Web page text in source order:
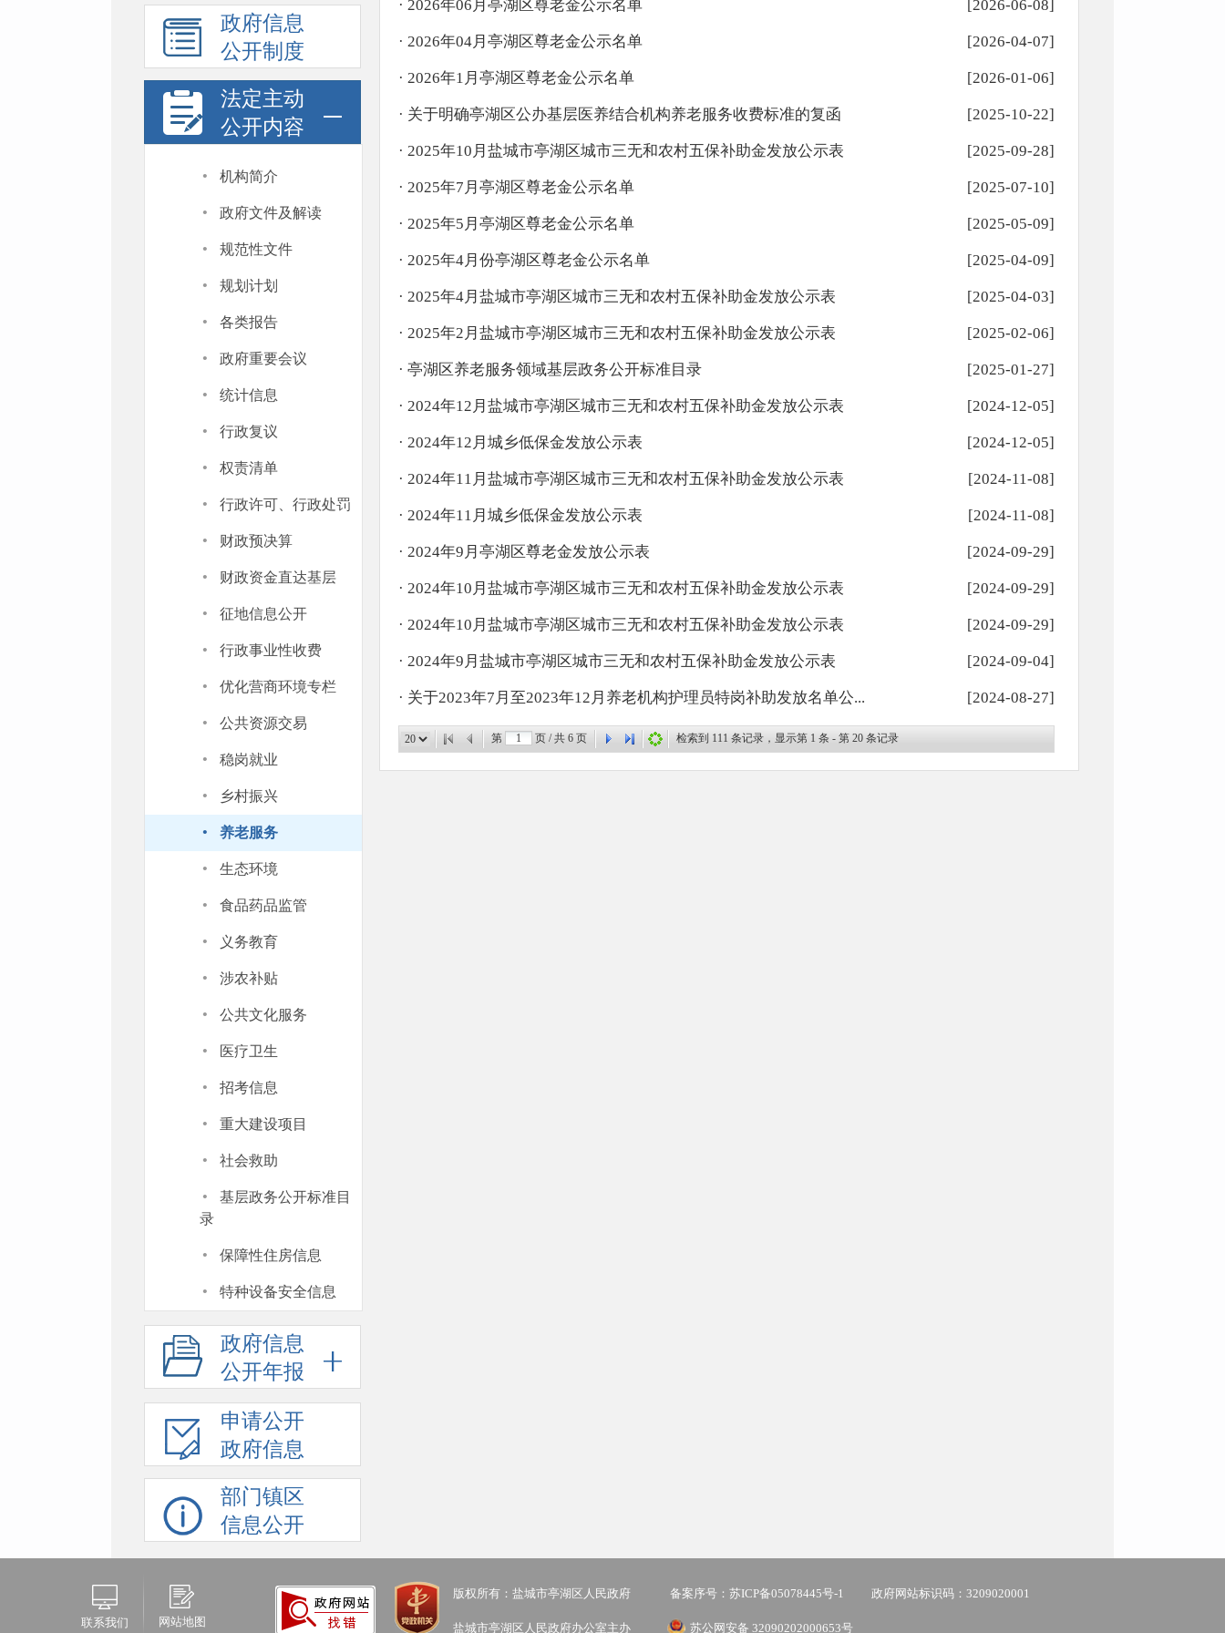
政府信息
公开制度
法定主动
公开内容
· 机构简介
· 政府文件及解读
· 规范性文件
· 规划计划
· 各类报告
· 政府重要会议
· 统计信息
· 行政复议
· 权责清单
· 行政许可、行政处罚
· 财政预决算
· 财政资金直达基层
· 征地信息公开
· 行政事业性收费
· 优化营商环境专栏
· 公共资源交易
· 稳岗就业
· 乡村振兴
· 养老服务
· 生态环境
· 食品药品监管
· 义务教育
· 涉农补贴
· 公共文化服务
· 医疗卫生
· 招考信息
· 重大建设项目
· 社会救助
·
基层政务公开标准目
录
· 保障性住房信息
· 特种设备安全信息
政府信息
公开年报
申请公开
政府信息
部门镇区
信息公开
· 2026年06月亭湖区尊老金公示名单 [2026-06-08]
· 2026年04月亭湖区尊老金公示名单 [2026-04-07]
· 2026年1月亭湖区尊老金公示名单 [2026-01-06]
· 关于明确亭湖区公办基层医养结合机构养老服务收费标准的复函 [2025-10-22]
· 2025年10月盐城市亭湖区城市三无和农村五保补助金发放公示表 [2025-09-28]
· 2025年7月亭湖区尊老金公示名单 [2025-07-10]
· 2025年5月亭湖区尊老金公示名单 [2025-05-09]
· 2025年4月份亭湖区尊老金公示名单 [2025-04-09]
· 2025年4月盐城市亭湖区城市三无和农村五保补助金发放公示表 [2025-04-03]
· 2025年2月盐城市亭湖区城市三无和农村五保补助金发放公示表 [2025-02-06]
· 亭湖区养老服务领域基层政务公开标准目录 [2025-01-27]
· 2024年12月盐城市亭湖区城市三无和农村五保补助金发放公示表 [2024-12-05]
· 2024年12月城乡低保金发放公示表 [2024-12-05]
· 2024年11月盐城市亭湖区城市三无和农村五保补助金发放公示表 [2024-11-08]
· 2024年11月城乡低保金发放公示表 [2024-11-08]
· 2024年9月亭湖区尊老金发放公示表 [2024-09-29]
· 2024年10月盐城市亭湖区城市三无和农村五保补助金发放公示表 [2024-09-29]
· 2024年10月盐城市亭湖区城市三无和农村五保补助金发放公示表 [2024-09-29]
· 2024年9月盐城市亭湖区城市三无和农村五保补助金发放公示表 [2024-09-04]
· 关于2023年7月至2023年12月养老机构护理员特岗补助发放名单公... [2024-08-27]
第 页 / 共 6 页 检索到 111 条记录，显示第 1 条 - 第 20 条记录
联系我们 网站地图
版权所有：盐城市亭湖区人民政府 备案序号：苏ICP备05078445号-1 政府网站标识码：3209020001
盐城市亭湖区人民政府办公室主办 苏公网安备 32090202000653号